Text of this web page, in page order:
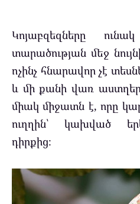
Կոյաբզեզները
տարածության մեջ
ոչինչ հնարավոր չէ
և մի քանի վառ
միակ միջատն է, որը
ուղղին՝ կախված
դիրքից։